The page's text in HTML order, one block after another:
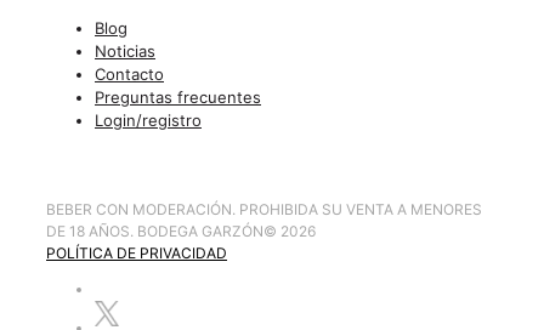
Blog
Noticias
Contacto
Preguntas frecuentes
Login/registro
BEBER CON MODERACIÓN. PROHIBIDA SU VENTA A MENORES
DE 18 AÑOS. BODEGA GARZÓN© 2026
POLÍTICA DE PRIVACIDAD